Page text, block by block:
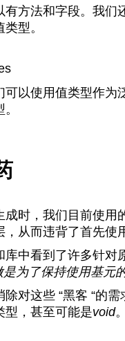
方法和字段。我
型。
以使用值类型作
成时，我们目前使用
，从而违背了首先使
库中看到了许多针对
是为了保持使用基元
对这些 “黑客 “的
型，甚至可能是void